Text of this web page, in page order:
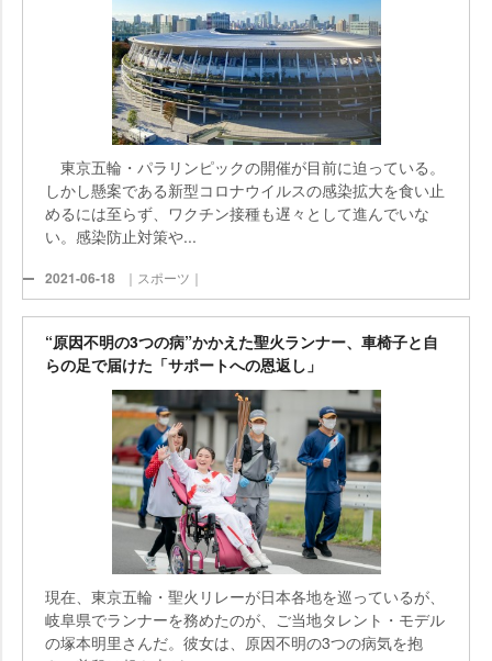
東京五輪・パラリンピックの開催が目前に迫っている。
しかし懸案である新型コロナウイルスの感染拡大を食い止
めるには至らず、ワクチン接種も遅々として進んでいな
い。感染防止対策や...
2021-06-18 ｜スポーツ｜
“原因不明の3つの病”かかえた聖火ランナー、車椅子と自
らの足で届けた「サポートへの恩返し」
現在、東京五輪・聖火リレーが日本各地を巡っているが、
岐阜県でランナーを務めたのが、ご当地タレント・モデル
の塚本明里さんだ。彼女は、原因不明の3つの病気を抱